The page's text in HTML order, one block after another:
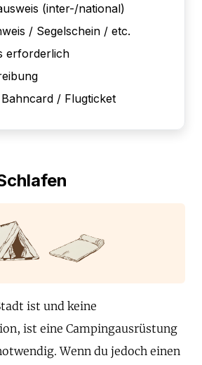
(inter-/national)
/ Segelschein / etc.
erforderlich
/ Flugticket
ist und keine
ist eine Campingausrüstung
Wenn du jedoch einen